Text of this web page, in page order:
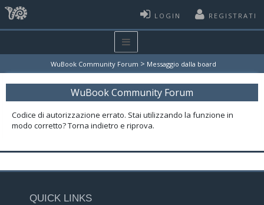
LOGIN REGISTRATI
WuBook Community Forum > Messaggio dalla board
WuBook Community Forum
Codice di autorizzazione errato. Stai utilizzando la funzione in
modo corretto? Torna indietro e riprova.
QUICK LINKS